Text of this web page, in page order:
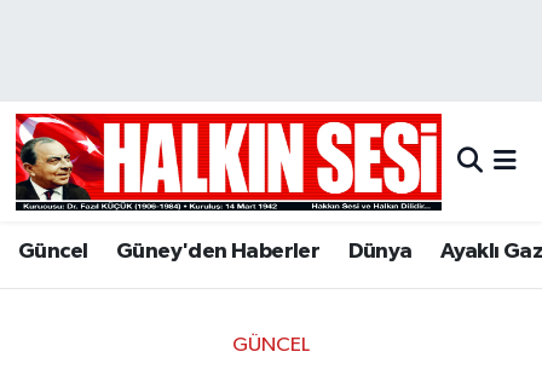
Güncel Güney'den Haberler Dünya Ayaklı
GÜNCEL
Hava Durumu
Trafik Durumu